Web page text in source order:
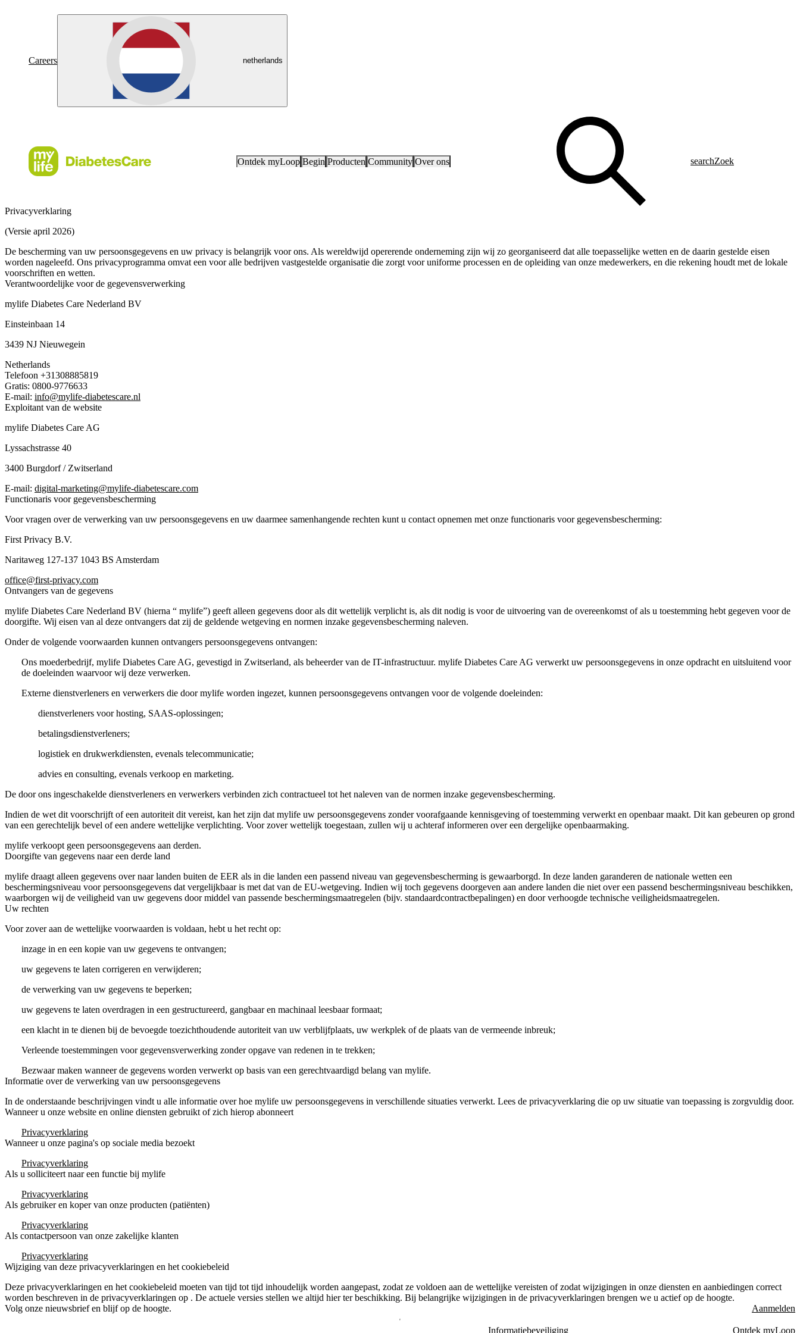
Careers netherlands
Ontdek myLoop Begin Producten Community Over ons searchZoek
Privacyverklaring
(Versie april 2026)
De bescherming van uw persoonsgegevens en uw privacy is belangrijk voor ons. Als wereldwijd opererende onderneming zijn wij zo georganiseerd dat alle toepasselijke wetten en de daarin gestelde eisen
worden nageleefd. Ons privacyprogramma omvat een voor alle bedrijven vastgestelde organisatie die zorgt voor uniforme processen en de opleiding van onze medewerkers, en die rekening houdt met de lokale
voorschriften en wetten.
Verantwoordelijke voor de gegevensverwerking
mylife Diabetes Care Nederland BV
Einsteinbaan 14
3439 NJ Nieuwegein
Netherlands
Telefoon +31308885819
Gratis: 0800-9776633
E-mail: info@mylife-diabetescare.nl
Exploitant van de website
mylife Diabetes Care AG
Lyssachstrasse 40
3400 Burgdorf / Zwitserland
E-mail: digital-marketing@mylife-diabetescare.com
Functionaris voor gegevensbescherming
Voor vragen over de verwerking van uw persoonsgegevens en uw daarmee samenhangende rechten kunt u contact opnemen met onze functionaris voor gegevensbescherming:
First Privacy B.V.
Naritaweg 127-137 1043 BS Amsterdam
office@first-privacy.com
Ontvangers van de gegevens
mylife Diabetes Care Nederland BV (hierna “ mylife”) geeft alleen gegevens door als dit wettelijk verplicht is, als dit nodig is voor de uitvoering van de overeenkomst of als u toestemming hebt gegeven voor de
doorgifte. Wij eisen van al deze ontvangers dat zij de geldende wetgeving en normen inzake gegevensbescherming naleven.
Onder de volgende voorwaarden kunnen ontvangers persoonsgegevens ontvangen:
Ons moederbedrijf, mylife Diabetes Care AG, gevestigd in Zwitserland, als beheerder van de IT-infrastructuur. mylife Diabetes Care AG verwerkt uw persoonsgegevens in onze opdracht en uitsluitend voor
de doeleinden waarvoor wij deze verwerken.
Externe dienstverleners en verwerkers die doormylife worden ingezet, kunnen persoonsgegevens ontvangen voor de volgende doeleinden:
dienstverleners voor hosting, SAAS-oplossingen;
betalingsdienstverleners;
logistiek en drukwerkdiensten, evenals telecommunicatie;
advies en consulting, evenals verkoop en marketing.
De door ons ingeschakelde dienstverleners en verwerkers verbinden zich contractueel tot het naleven van de normen inzake gegevensbescherming.
Indien de wet dit voorschrijft of een autoriteit dit vereist, kan het zijn dat mylife uw persoonsgegevens zonder voorafgaande kennisgeving of toestemming verwerkt en openbaar maakt. Dit kan gebeuren op grond
van een gerechtelijk bevel of een andere wettelijke verplichting. Voor zover wettelijk toegestaan, zullen wij u achteraf informeren over een dergelijke openbaarmaking.
mylife verkoopt geen persoonsgegevens aan derden.
Doorgifte van gegevens naar een derde land
mylife draagt alleen gegevens over naar landen buiten de EER als in die landen een passend niveau van gegevensbescherming is gewaarborgd. In deze landen garanderen de nationale wetten een
beschermingsniveau voor persoonsgegevens dat vergelijkbaar is met dat van de EU-wetgeving. Indien wij toch gegevens doorgeven aan andere landen die niet over een passend beschermingsniveau beschikken,
waarborgen wij de veiligheid van uw gegevens door middel van passende beschermingsmaatregelen (bijv. standaardcontractbepalingen) en door verhoogde technische veiligheidsmaatregelen.
Uw rechten
Voor zover aan de wettelijke voorwaarden is voldaan, hebt u het recht op:
inzage in en een kopie van uw gegevens te ontvangen;
uw gegevens te laten corrigeren en verwijderen;
de verwerking van uw gegevens te beperken;
uw gegevens te laten overdragen in een gestructureerd, gangbaar en machinaal leesbaar formaat;
een klacht in te dienen bij de bevoegde toezichthoudende autoriteit van uw verblijfplaats, uw werkplek of de plaats van de vermeende inbreuk;
Verleende toestemmingen voor gegevensverwerking zonder opgave van redenen in te trekken;
Bezwaar maken wanneer de gegevens worden verwerkt op basis van een gerechtvaardigd belang van mylife.
Informatie over de verwerking van uw persoonsgegevens
In de onderstaande beschrijvingen vindt u alle informatie over hoe mylife uw persoonsgegevens in verschillende situaties verwerkt. Lees de privacyverklaring die op uw situatie van toepassing is zorgvuldig door.
Wanneer u onze website en online diensten gebruikt of zich hierop abonneert
Privacyverklaring
Wanneer u onze pagina's op sociale media bezoekt
Privacyverklaring
Als u solliciteert naar een functie bij mylife
Privacyverklaring
Als gebruiker en koper van onze producten (patiënten)
Privacyverklaring
Als contactpersoon van onze zakelijke klanten
Privacyverklaring
Wijziging van deze privacyverklaringen en het cookiebeleid
Deze privacyverklaringen en het cookiebeleid moeten van tijd tot tijd inhoudelijk worden aangepast, zodat ze voldoen aan de wettelijke vereisten of zodat wijzigingen in onze diensten en aanbiedingen correct
worden beschreven in de privacyverklaringen op . De actuele versies stellen we altijd hier ter beschikking. Bij belangrijke wijzigingen in de privacyverklaringen brengen we u actief op de hoogte.
Volg onze nieuwsbrief en blijf op de hoogte.
Aanmelden
Informatiebeveiliging Ontdek myLoop